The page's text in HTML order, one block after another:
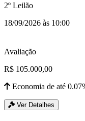
2º Leilão
18/09/2026 às 10:00
Avaliação
R$ 105.000,00
Economia de até
Ver Detalhes